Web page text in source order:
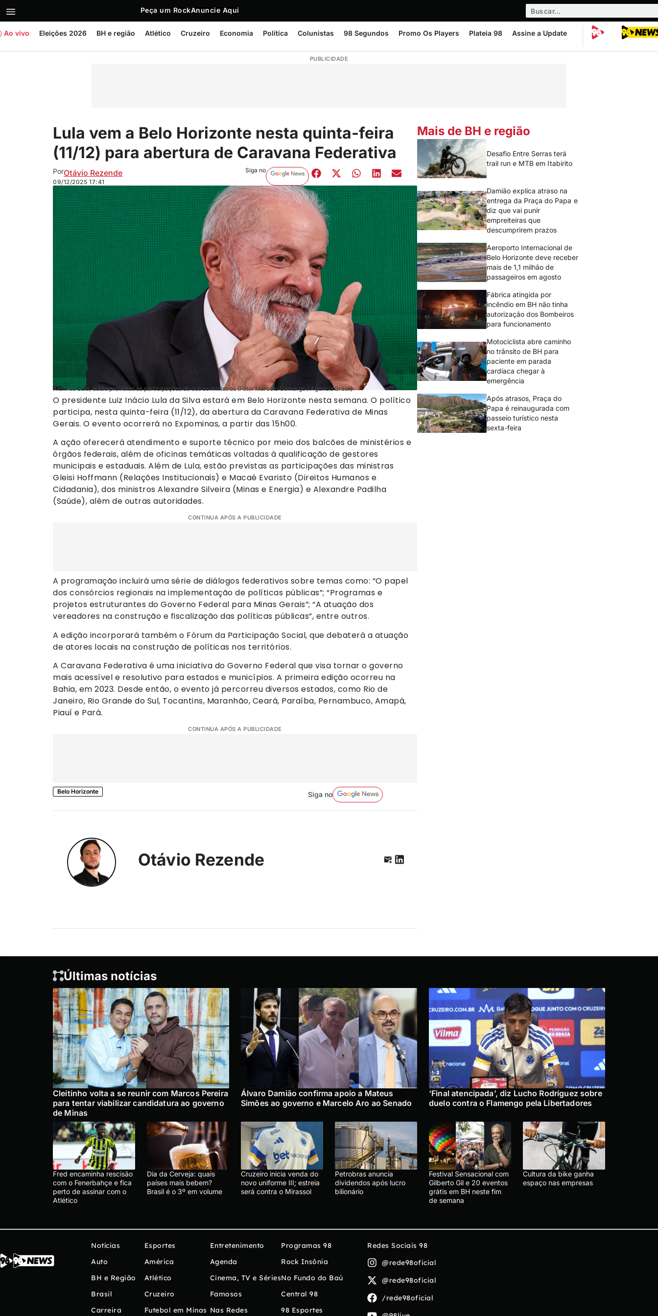
Peça um RockAnuncie Aqui
Ao vivo Eleições 2026 BH e região Atlético Cruzeiro Economia Política Colunistas 98 Segundos Promo Os Players Plateia 98 Assine a Update
PUBLICIDADE
Lula vem a Belo Horizonte nesta quinta-feira
(11/12) para abertura de Caravana Federativa
PorOtávio Rezende
09/12/2025 17:41
Siga no
Além de Lula, estão previstas as participações de outros ministros (Foto: Marcelo Camargo / Agência Brasil)
O presidente Luiz Inácio Lula da Silva estará em Belo Horizonte nesta semana. O político
participa, nesta quinta-feira (11/12), da abertura da Caravana Federativa de Minas
Gerais. O evento ocorrerá no Expominas, a partir das 15h00.
A ação oferecerá atendimento e suporte técnico por meio dos balcões de ministérios e
órgãos federais, além de oficinas temáticas voltadas à qualificação de gestores
municipais e estaduais. Além de Lula, estão previstas as participações das ministras
Gleisi Hoffmann (Relações Institucionais) e Macaé Evaristo (Direitos Humanos e
Cidadania), dos ministros Alexandre Silveira (Minas e Energia) e Alexandre Padilha
(Saúde), além de outras autoridades.
CONTINUA APÓS A PUBLICIDADE
A programação incluirá uma série de diálogos federativos sobre temas como: “O papel
dos consórcios regionais na implementação de políticas públicas”; “Programas e
projetos estruturantes do Governo Federal para Minas Gerais”; “A atuação dos
vereadores na construção e fiscalização das políticas públicas”, entre outros.
A edição incorporará também o Fórum da Participação Social, que debaterá a atuação
de atores locais na construção de políticas nos territórios.
A Caravana Federativa é uma iniciativa do Governo Federal que visa tornar o governo
mais acessível e resolutivo para estados e municípios. A primeira edição ocorreu na
Bahia, em 2023. Desde então, o evento já percorreu diversos estados, como Rio de
Janeiro, Rio Grande do Sul, Tocantins, Maranhão, Ceará, Paraíba, Pernambuco, Amapá,
Piauí e Pará.
CONTINUA APÓS A PUBLICIDADE
Belo Horizonte Siga no
Otávio Rezende
Mais de BH e região
Desafio Entre Serras terá
trail run e MTB em Itabirito
Damião explica atraso na
entrega da Praça do Papa e
diz que vai punir
empreiteiras que
descumprirem prazos
Aeroporto Internacional de
Belo Horizonte deve receber
mais de 1,1 milhão de
passageiros em agosto
Fábrica atingida por
incêndio em BH não tinha
autorização dos Bombeiros
para funcionamento
Motociclista abre caminho
no trânsito de BH para
paciente em parada
cardíaca chegar à
emergência
Após atrasos, Praça do
Papa é reinaugurada com
passeio turístico nesta
sexta-feira
Últimas notícias
Cleitinho volta a se reunir com Marcos Pereira
para tentar viabilizar candidatura ao governo
de Minas
Álvaro Damião confirma apoio a Mateus
Simões ao governo e Marcelo Aro ao Senado
‘Final atencipada’, diz Lucho Rodríguez sobre
duelo contra o Flamengo pela Libertadores
Fred encaminha rescisão
com o Fenerbahçe e fica
perto de assinar com o
Atlético
Dia da Cerveja: quais
países mais bebem?
Brasil é o 3º em volume
Cruzeiro inicia venda do
novo uniforme III; estreia
será contra o Mirassol
Petrobras anuncia
dividendos após lucro
bilionário
Festival Sensacional com
Gilberto Gil e 20 eventos
grátis em BH neste fim
de semana
Cultura da bike ganha
espaço nas empresas
Notícias
Auto
BH e Região
Brasil
Carreira
Esportes
América
Atlético
Cruzeiro
Futebol em Minas
Entretenimento
Agenda
Cinema, TV e Séries
Famosos
Nas Redes
Programas 98
Rock Insônia
No Fundo do Baú
Central 98
98 Esportes
Redes Sociais 98
@rede98oficial
@rede98oficial
/rede98oficial